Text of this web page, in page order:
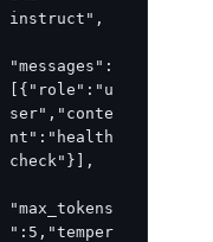
instruct",
"messages":
[{"role":"u
ser","conte
nt":"health
check"}],
"max_tokens
":5,"temper